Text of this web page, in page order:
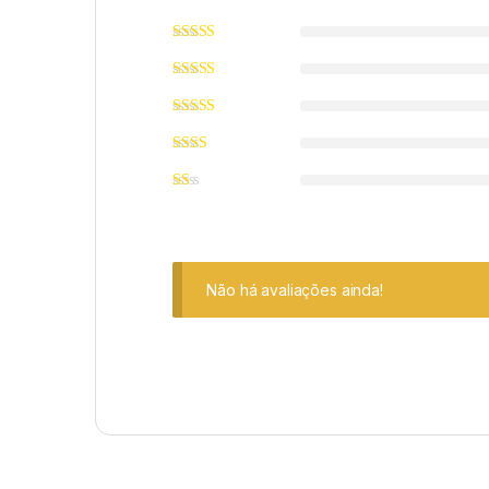
Não há avaliações ainda!